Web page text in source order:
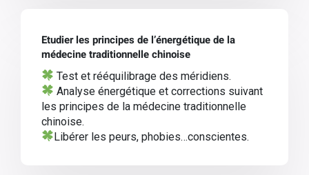
Etudier les principes de l’énergétique de la
médecine traditionnelle chinoise
Test et rééquilibrage des méridiens.
Analyse énergétique et corrections suivant
les principes de la médecine traditionnelle
chinoise.
Libérer les peurs, phobies…conscientes.